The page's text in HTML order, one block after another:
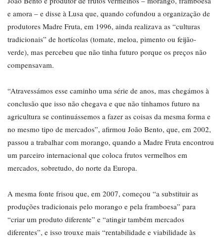
e amora – e disse à Lusa que, quando cofundou a organização de
produtores Madre Fruta, em 1996, ainda realizava as “culturas
tradicionais” de hortícolas (tomate, meloa, pimento ou feijão-
verde), mas percebeu que não tinha futuro porque os preços não
compensavam.
“Atravessámos esse caminho uma série de anos, mas chegámos à
conclusão que isso não chegava e que não tínhamos futuro na
agricultura se continuássemos a fazer as coisas da mesma forma e
no mesmo tipo de mercados”, afirmou João Bento, que, em 2002,
passou a trabalhar com morango, quando a Madre Fruta encontrou
um parceiro internacional que coloca frutos vermelhos em
mercados, sobretudo, do norte da Europa.
A mesma fonte frisou que, em 2007, começou “a substituir as
produções tradicionais pelo morango e pela framboesa” para
“criar um produto diferente” e “atingir também mercados
diferentes”, e isso trouxe mais “rentabilidade e viabilidade às